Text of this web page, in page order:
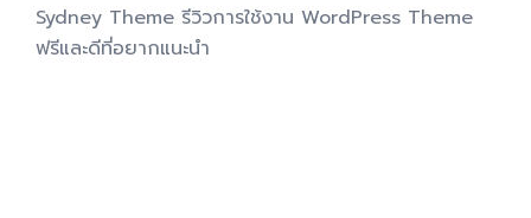
Sydney Theme รีวิวการใช้งาน WordPress Theme
ฟรีและดีที่อยากแนะนำ